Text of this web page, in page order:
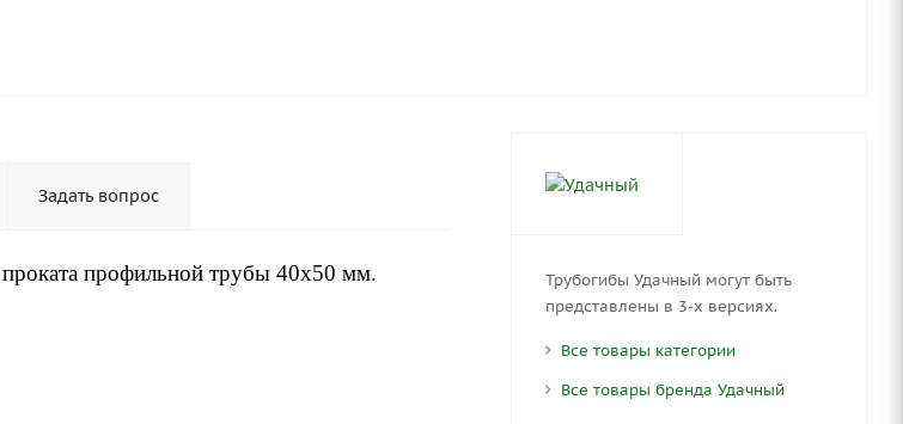
Задать вопрос
профильной трубы 40x50 мм.
Трубогибы Удачный могут быть
представлены в 3-х версиях.
Все товары категории
Все товары бренда Удачный